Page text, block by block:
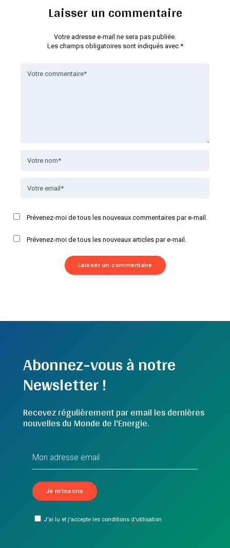
Laisser un commentaire
Votre adresse e-mail ne sera pas publiée.
Les champs obligatoires sont indiqués avec *
Prévenez-moi de tous les nouveaux commentaires par e-mail.
Prévenez-moi de tous les nouveaux articles par e-mail.
Abonnez-vous à notre
Newsletter !
Recevez régulièrement par email les dernières
nouvelles du Monde de l'Energie.
J'ai lu et j'accepte les conditions d'utilisation